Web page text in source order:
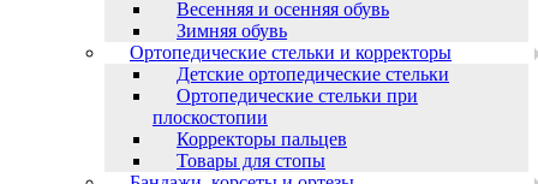
Весенняя и осенняя обувь
Зимняя обувь
Ортопедические стельки и корректоры
Детские ортопедические стельки
Ортопедические стельки при
плоскостопии
Корректоры пальцев
Товары для стопы